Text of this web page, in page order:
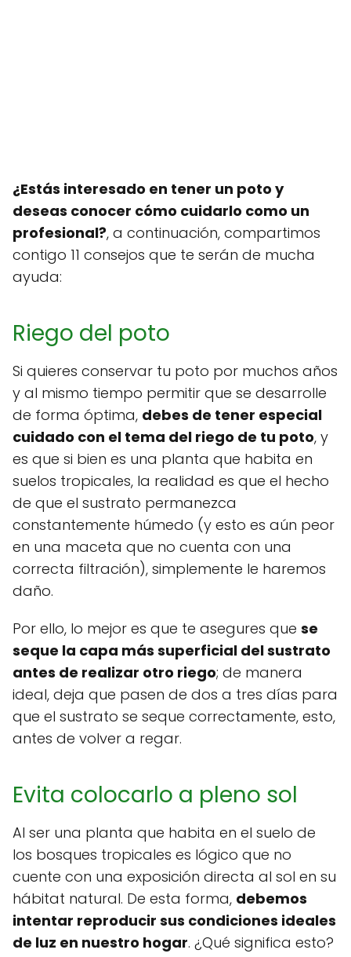
¿Estás interesado en tener un poto y
deseas conocer cómo cuidarlo como un
profesional?, a continuación, compartimos
contigo 11 consejos que te serán de mucha
ayuda:
Riego del poto
Si quieres conservar tu poto por muchos años
y al mismo tiempo permitir que se desarrolle
de forma óptima, debes de tener especial
cuidado con el tema del riego de tu poto, y
es que si bien es una planta que habita en
suelos tropicales, la realidad es que el hecho
de que el sustrato permanezca
constantemente húmedo (y esto es aún peor
en una maceta que no cuenta con una
correcta filtración), simplemente le haremos
daño.
Por ello, lo mejor es que te asegures que se
seque la capa más superficial del sustrato
antes de realizar otro riego; de manera
ideal, deja que pasen de dos a tres días para
que el sustrato se seque correctamente, esto,
antes de volver a regar.
Evita colocarlo a pleno sol
Al ser una planta que habita en el suelo de
los bosques tropicales es lógico que no
cuente con una exposición directa al sol en su
hábitat natural. De esta forma, debemos
intentar reproducir sus condiciones ideales
de luz en nuestro hogar. ¿Qué significa esto?